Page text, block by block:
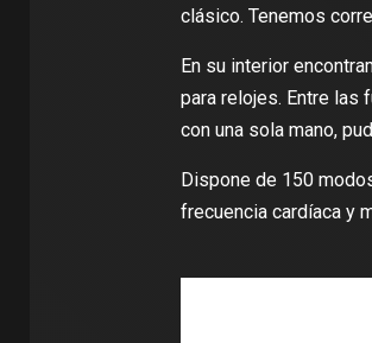
clásico. Tenemos
En su interior
para relojes. Entre las
con una sola mano,
Dispone de 150
frecuencia cardíaca y